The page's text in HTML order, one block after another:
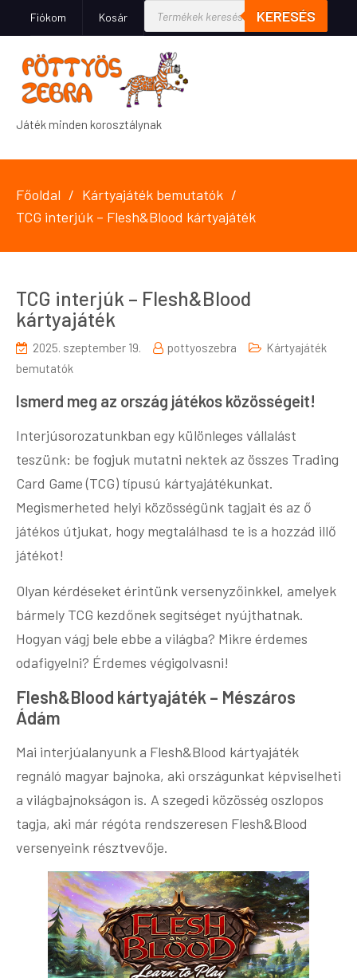
Fiókom Kosár KERESÉS
Játék minden korosztálynak
Főoldal
Kártyajáték bemutatók
TCG interjúk – Flesh&Blood kártyajáték
TCG interjúk – Flesh&Blood
kártyajáték
2025. szeptember 19. pottyoszebra
Kártyajáték
bemutatók
Ismerd meg az ország játékos közösségeit!
Interjúsorozatunkban egy különleges vállalást
teszünk: be fogjuk mutatni nektek az összes Trading
Card Game (TCG) típusú kártyajátékunkat.
Megismerheted helyi közösségünk tagjait és az ő
játékos útjukat, hogy megtalálhasd te is a hozzád illő
játékot!
Olyan kérdéseket érintünk versenyzőinkkel, amelyek
bármely TCG kezdőnek segítséget nyújthatnak.
Hogyan vágj bele ebbe a világba? Mikre érdemes
odafigyelni? Érdemes végigolvasni!
Flesh&Blood kártyajáték – Mészáros
Ádám
Mai interjúalanyunk a Flesh&Blood kártyajáték
regnáló magyar bajnoka, aki országunkat képviselheti
a világbajnokságon is. A szegedi közösség oszlopos
tagja, aki már régóta rendszeresen Flesh&Blood
versenyeink résztvevője.